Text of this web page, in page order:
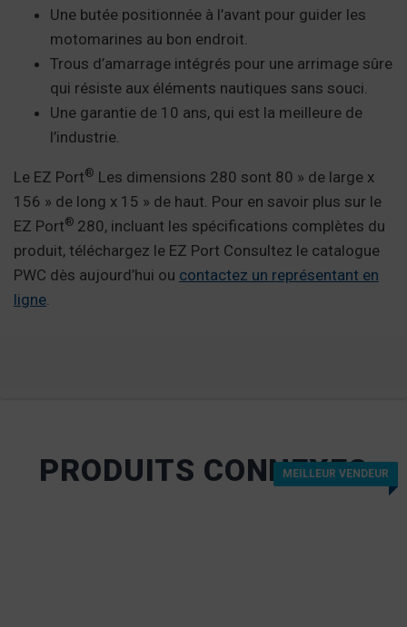
Une butée positionnée à l’avant pour guider les
motomarines au bon endroit.
Trous d’amarrage intégrés pour une arrimage sûre
qui résiste aux éléments nautiques sans souci.
Une garantie de 10 ans, qui est la meilleure de
l’industrie.
Le EZ Port® Les dimensions 280 sont 80 » de large x
156 » de long x 15 » de haut. Pour en savoir plus sur le
EZ Port® 280, incluant les spécifications complètes du
produit, téléchargez le EZ Port Consultez le catalogue
PWC dès aujourd’hui ou contactez un représentant en
ligne.
PRODUITS CONNEXES
MEILLEUR VENDEUR
MEILLEUR VENDEUR